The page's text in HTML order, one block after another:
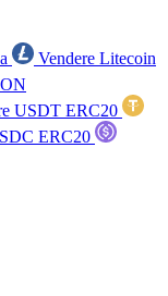
Vendere Litecoin
USDT ERC20
ERC20